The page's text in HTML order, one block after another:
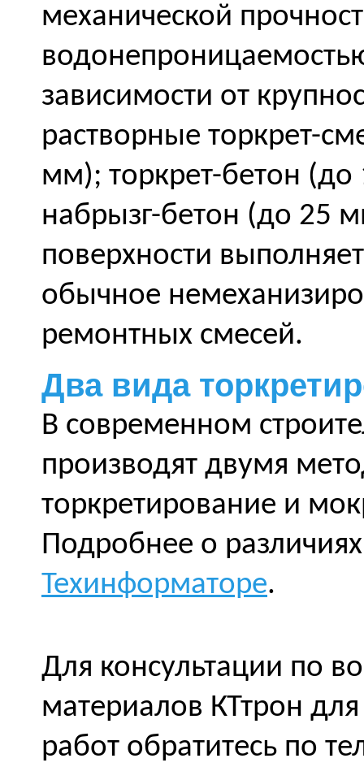
механической
зависимости от
растворные торкрет-
мм); торкрет-бетон
набрызг-бетон (до 25
поверхности
обычное
ремонтных смесей.
Два вида
В современном
производят двумя
торкретирование и
Подробнее о
Техинформаторе.
Для консультации по
материалов КТтрон
работ обратитесь по